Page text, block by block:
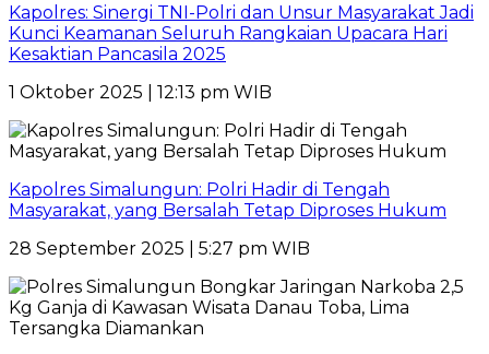
Kapolres: Sinergi TNI-Polri dan Unsur Masyarakat Jadi
Kunci Keamanan Seluruh Rangkaian Upacara Hari
Kesaktian Pancasila 2025
1 Oktober 2025 | 12:13 pm WIB
Kapolres Simalungun: Polri Hadir di Tengah
Masyarakat, yang Bersalah Tetap Diproses Hukum
28 September 2025 | 5:27 pm WIB